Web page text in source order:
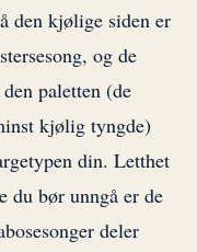
den kjølige siden er
og de
paletten (de
kjølig tyngde)
din. Letthet
du bør unngå er de
deler